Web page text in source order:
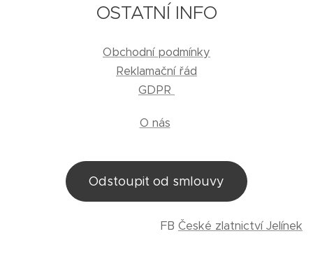
OSTATNÍ INFO
Obchodní podmínky
Reklamační řád
GDPR
O nás
Odstoupit od smlouvy
FB České zlatnictví Jelínek